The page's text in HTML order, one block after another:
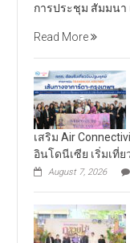
การประชุม สัมมนา
Read More
เสริม Air
อินโดนีเซีย เริ่มเที่
August 7, 2026